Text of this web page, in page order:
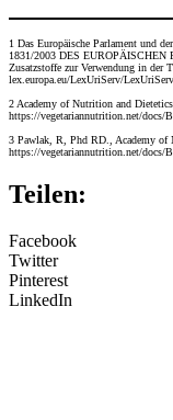
1 Das Europäische Parlament und
1831/2003 DES EUROPÄISCHEN
Zusatzstoffe zur Verwendung in der
lex.europa.eu/LexUriServ/
2 Academy of Nutrition and
https://vegetariannutrition.net/docs/
3 Pawlak, R, Phd RD., Academy of
https://vegetariannutrition.net/docs/
Teilen:
Facebook
Twitter
Pinterest
LinkedIn